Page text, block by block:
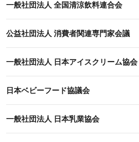
一般社団法人 全国清涼飲料連合会
公益社団法人 消費者関連専門家会議
一般社団法人 日本アイスクリーム協会
日本ベビーフード協議会
一般社団法人 日本乳業協会